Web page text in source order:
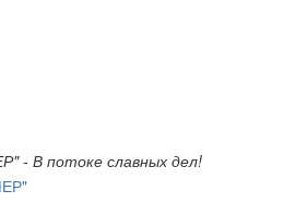
- В потоке славных дел!